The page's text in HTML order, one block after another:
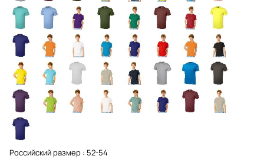
Российский размер : 52-54